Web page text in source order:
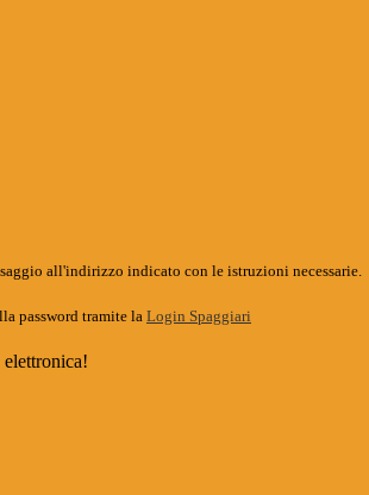
all'indirizzo indicato con le istruzioni necessarie.
password tramite la Login Spaggiari